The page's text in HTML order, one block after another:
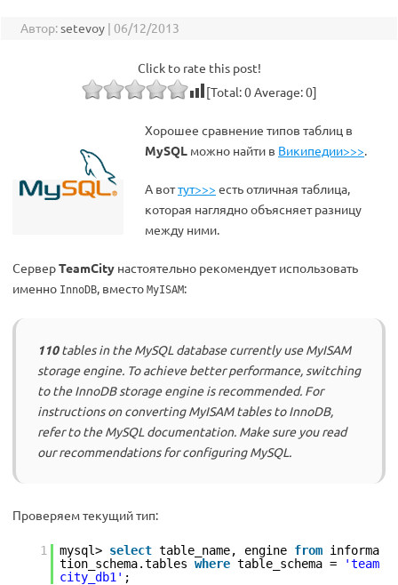
Автор:setevoy | 06/12/2013
Click to rate this post!
[Total:0Average:0]
Хорошее сравнение типов таблиц в
MySQL можно найти в Википедии>>>.
А воттут>>> есть отличная таблица,
которая наглядно объясняет разницу
между ними.
СерверTeamCity настоятельно рекомендует использовать
именно InnoDB, вместо MyISAM:
110tables in the MySQL database currently use MyISAM
storage engine. To achieve better performance, switching
to the InnoDB storage engine is recommended. For
instructions on converting MyISAM tables to InnoDB,
refer to the MySQL documentation. Make sure you read
our recommendations for configuring MySQL.
Проверяем текущий тип:
1 mysql> select table_name, engine from informa
tion_schema.tables where table_schema =
'team
city_db1' ;